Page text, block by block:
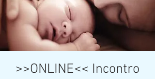
>>ONLINE<< Incontro